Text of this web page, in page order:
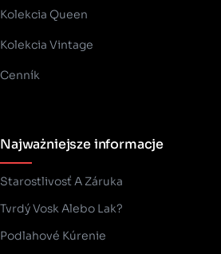
Kolekcia Queen
Kolekcia Vintage
Cenník
Najważniejsze informacje
Starostlivosť A Záruka
Tvrdý Vosk Alebo Lak?
Podlahové Kúrenie